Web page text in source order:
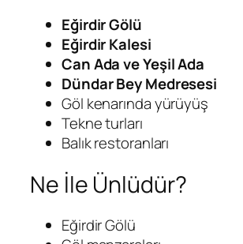
Eğirdir Gölü
Eğirdir Kalesi
Can Ada ve Yeşil Ada
Dündar Bey Medresesi
Göl kenarında yürüyüş
Tekne turları
Balık restoranları
Ne İle Ünlüdür?
Eğirdir Gölü